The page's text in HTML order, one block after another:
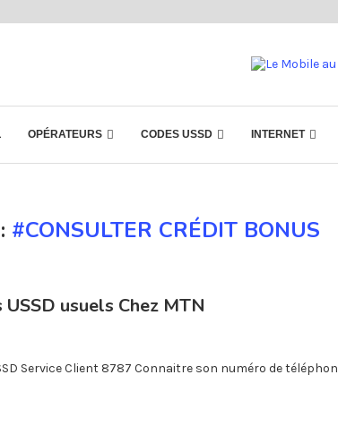
OPÉRATEURS CODES USSD INTERNET
#CONSULTER CRÉDIT BONUS
usuels Chez MTN
Service Client 8787 Connaitre son numéro de